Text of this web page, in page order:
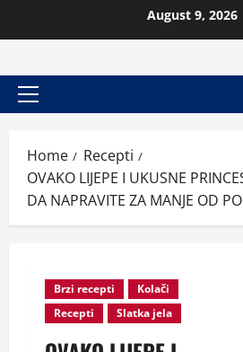
August 9, 2026
Primary
Home
Recepti
OVAKO LIJEPE I UKUSNE
DA NAPRAVITE ZA MANJE OD
Brzi recepti
Kolači
Recepti
Slatka jela